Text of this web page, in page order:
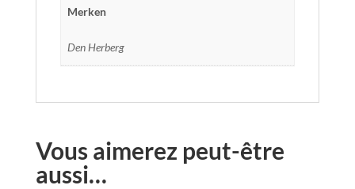
Merken
Den Herberg
Vous aimerez peut-être
aussi…